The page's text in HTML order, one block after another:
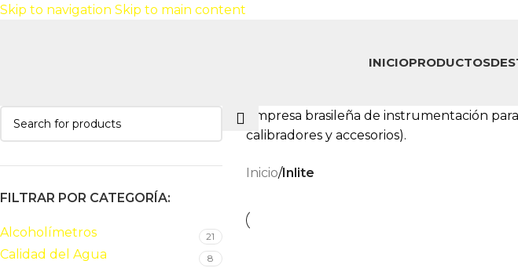
Skip to navigation Skip to main content
INICIOPRODUCTOS
FILTRAR POR CATEGORÍA:
Alcoholímetros 21
Calidad del Agua 8
Empresa brasileña de instrumentación
calibradores y accesorios).
Inicio/Inlite